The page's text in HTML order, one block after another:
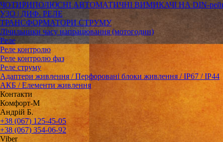
ЧОТИРИПОЛЮСНІ АВТОМАТИЧНІ ВИМИКАЧІ НА DIN-
УЗО | ДИФ. РЕЛЕ
ТРАНСФОРМАТОРИ СТРУМУ
Лічильники часу напрацювання (мотогодин)
Реле
Реле контролю
Реле контролю фаз
Реле струму
Адаптери живлення / Перфоровані блоки живлення / IP67 / IP44
АКБ / Елементи живлення
Контакти
Комфорт-М
Андрій Б.
+38 (067) 125-45-05
+38 (067) 354-06-92
Viber